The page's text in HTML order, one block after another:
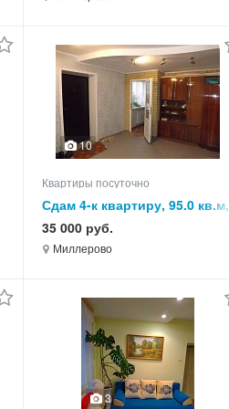
10
Квартиры посуточно
Сдам 4-к квартиру, 95.0 кв.м,
этаж 1 из 5
35 000 руб.
Миллерово
3